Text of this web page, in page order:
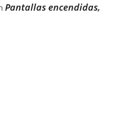
Pantallas encendidas,